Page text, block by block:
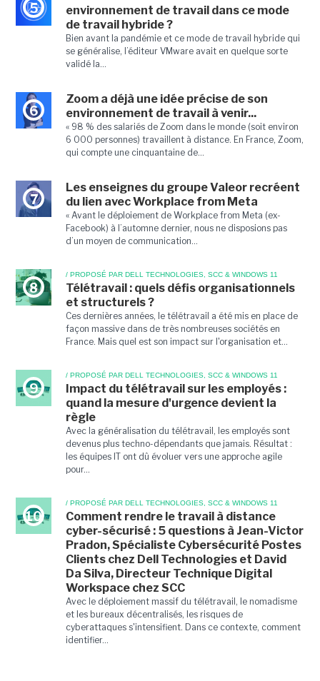
5
environnement de travail dans ce mode
de travail hybride ?
Bien avant la pandémie et ce mode de travail hybride qui
se généralise, l’éditeur VMware avait en quelque sorte
validé la...
6
Zoom a déjà une idée précise de son
environnement de travail à venir...
« 98 % des salariés de Zoom dans le monde (soit environ
6 000 personnes) travaillent à distance. En France, Zoom,
qui compte une cinquantaine de...
7
Les enseignes du groupe Valeor recréent
du lien avec Workplace from Meta
« Avant le déploiement de Workplace from Meta (ex-
Facebook) à l’automne dernier, nous ne disposions pas
d’un moyen de communication...
8
/ PROPOSÉ PAR DELL TECHNOLOGIES, SCC & WINDOWS 11
Télétravail : quels défis organisationnels
et structurels ?
Ces dernières années, le télétravail a été mis en place de
façon massive dans de très nombreuses sociétés en
France. Mais quel est son impact sur l'organisation et...
9
/ PROPOSÉ PAR DELL TECHNOLOGIES, SCC & WINDOWS 11
Impact du télétravail sur les employés :
quand la mesure d'urgence devient la
règle
Avec la généralisation du télétravail, les employés sont
devenus plus techno-dépendants que jamais. Résultat :
les équipes IT ont dû évoluer vers une approche agile
pour...
10
/ PROPOSÉ PAR DELL TECHNOLOGIES, SCC & WINDOWS 11
Comment rendre le travail à distance
cyber-sécurisé : 5 questions à Jean-Victor
Pradon, Spécialiste Cybersécurité Postes
Clients chez Dell Technologies et David
Da Silva, Directeur Technique Digital
Workspace chez SCC
Avec le déploiement massif du télétravail, le nomadisme
et les bureaux décentralisés, les risques de
cyberattaques s'intensifient. Dans ce contexte, comment
identifier...